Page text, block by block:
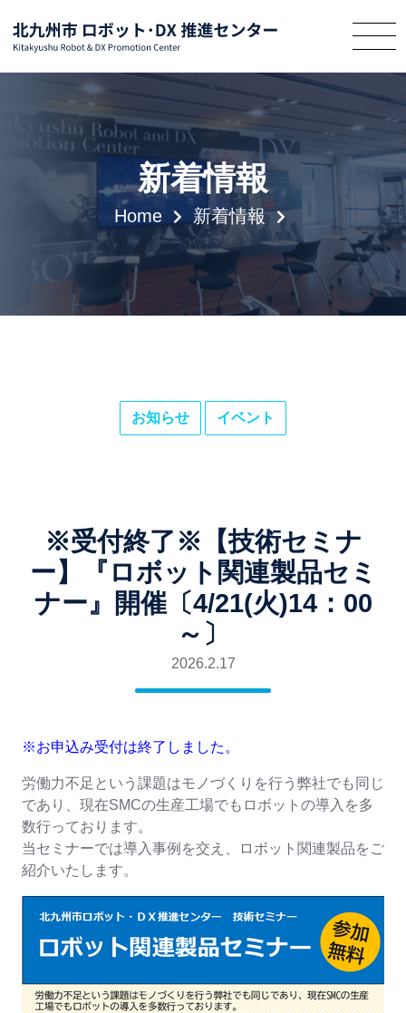
新着情報
Home 新着情報
お知らせ イベント
※受付終了※【技術セミナ
ー】『ロボット関連製品セミ
ナー』開催〔4/21(火)14：00
～〕
2026.2.17
※お申込み受付は終了しました。
労働力不足という課題はモノづくりを行う弊社でも同じ
であり、現在SMCの生産工場でもロボットの導入を多
数行っております。
当セミナーでは導入事例を交え、ロボット関連製品をご
紹介いたします。